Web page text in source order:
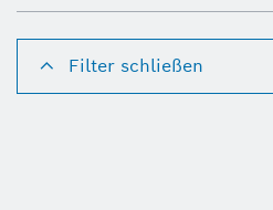
Filter schließen